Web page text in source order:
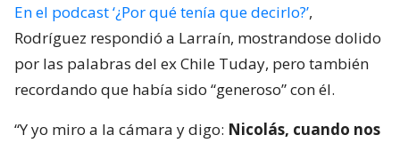
En el podcast ‘¿Por qué tenía que decirlo?’,
Rodríguez respondió a Larraín, mostrandose dolido
por las palabras del ex Chile Tuday, pero también
recordando que había sido “generoso” con él.
“Y yo miro a la cámara y digo: Nicolás, cuando nos